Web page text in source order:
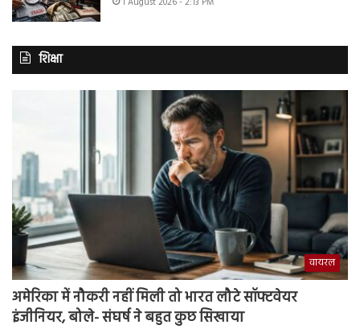
शिक्षा
वायरल
अमेरिका में नौकरी नहीं मिली तो भारत लौटे सॉफ्टवेयर
इंजीनियर, बोले- संघर्ष ने बहुत कुछ सिखाया